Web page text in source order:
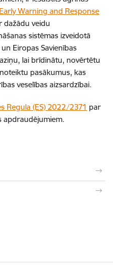
Early Warning and Response
dažādu veidu
sistēmas izveidotā
Eiropas Savienības
lai brīdinātu, novērtētu
pasākumus, kas
veselības aizsardzībai.
Regula (ES) 2022/2371 par
apdraudējumiem.